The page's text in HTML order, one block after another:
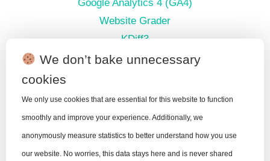
Google Analytics 4 (GA4)
Website Grader
KDiff3
Artículos de blog sobre Marketing e IA
Comprobación SEO: SSL y cabeceras de seguridad
¿Afecta un certificado SSL a tu posicionamiento
SEO?
We don’t bake unnecessary
cookies
We only use cookies that are essential for this website to function
smoothly and improve your experience. Additionally, we
anonymously measure statistics to better understand how you use
our website. No worries, this data stays here and is never shared